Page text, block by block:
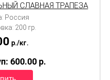
СЛАВНАЯ ТРАПЕЗА
Россия
200 гр.
p./кг.
600.00 p.